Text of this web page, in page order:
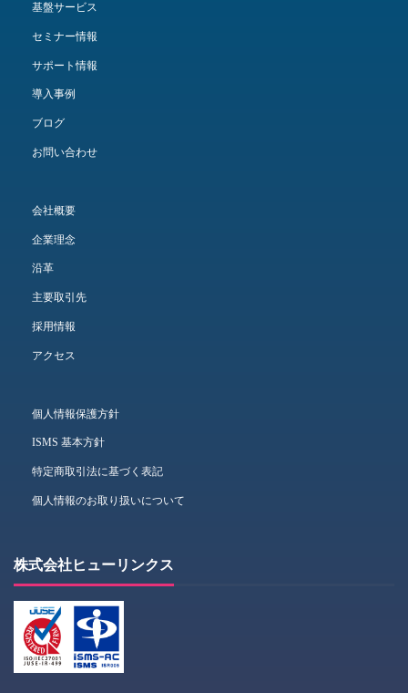
基盤サービス
セミナー情報
サポート情報
導入事例
ブログ
お問い合わせ
会社概要
企業理念
沿革
主要取引先
採用情報
アクセス
個人情報保護方針
ISMS 基本方針
特定商取引法に基づく表記
個人情報のお取り扱いについて
株式会社ヒューリンクス